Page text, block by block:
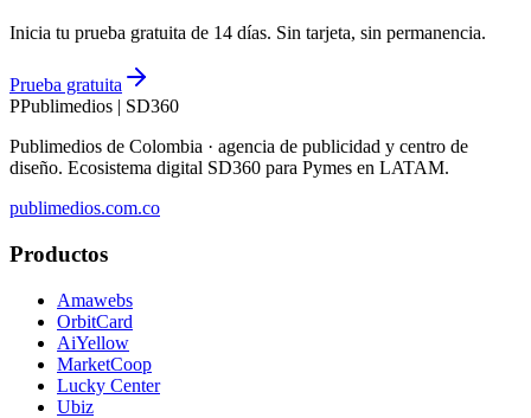
Inicia tu prueba gratuita de 14 días. Sin tarjeta, sin permanencia.
Prueba gratuita
PPublimedios | SD360
Publimedios de Colombia · agencia de publicidad y centro de
diseño. Ecosistema digital SD360 para Pymes en LATAM.
publimedios.com.co
Productos
Amawebs
OrbitCard
AiYellow
MarketCoop
Lucky Center
Ubiz